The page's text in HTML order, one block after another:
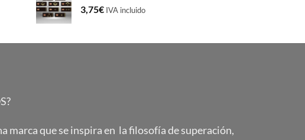
3,75€ IVA incluido
marca que se inspira en la filosofía de superación,